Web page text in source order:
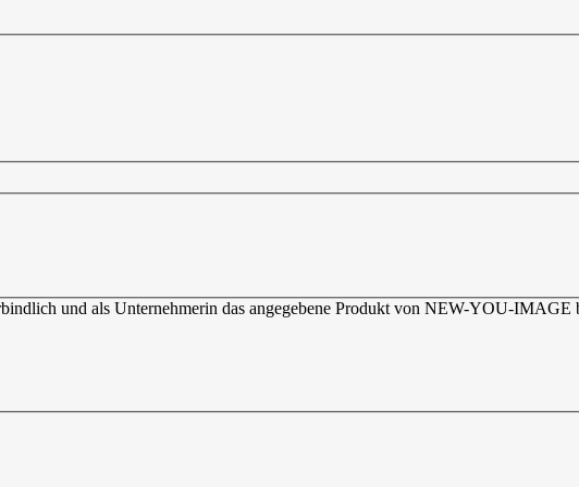
und als Unternehmerin das angegebene Produkt von NEW-YOU-